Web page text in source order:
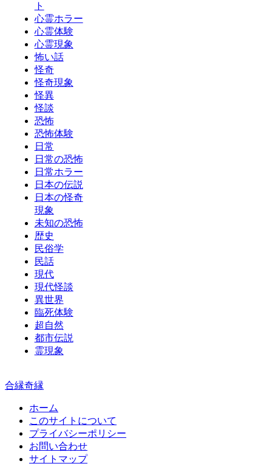
ト
心霊ホラー
心霊体験
心霊現象
怖い話
怪奇
怪奇現象
怪異
怪談
恐怖
恐怖体験
日常
日常の恐怖
日常ホラー
日本の伝説
日本の怪奇
現象
未知の恐怖
歴史
民俗学
民話
現代
現代怪談
異世界
臨死体験
超自然
都市伝説
霊現象
合縁奇縁
ホーム
このサイトについて
プライバシーポリシー
お問い合わせ
サイトマップ